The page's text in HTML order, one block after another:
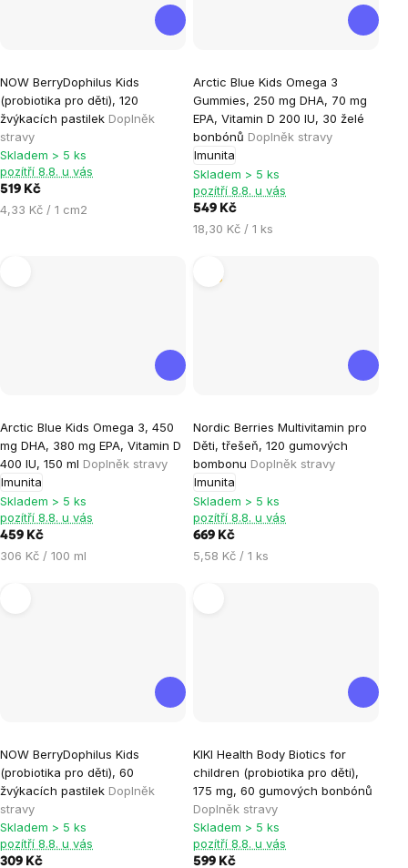
NOW BerryDophilus Kids
(probiotika pro děti), 120
žvýkacích pastilek Doplněk
stravy
hodnocení
produktu
je
5,0
z
Skladem > 5 ks
pozítří 8.8. u vás
519 Kč
Měrná
4,33 Kč / 1 cm2
Arctic Blue Kids Omega 3
Gummies, 250 mg DHA, 70 mg
EPA, Vitamin D 200 IU, 30 želé
bonbónů Doplněk stravy
Imunita
hodnocení
produktu
je
5,0
z
5
hvězdiček.
Skladem > 5 ks
pozítří 8.8. u vás
549 Kč
Měrná
18,30 Kč / 1 ks
Arctic Blue Kids Omega 3, 450
mg DHA, 380 mg EPA, Vitamin D
400 IU, 150 ml Doplněk stravy
Imunita
Skladem > 5 ks
pozítří 8.8. u vás
459 Kč
Měrná
306 Kč / 100 ml
Nordic Berries Multivitamin pro
Děti, třešeň, 120 gumových
bombonu Doplněk stravy
Imunita
hodnocení
produktu
je
5,0
z
5
hvězdiček.
Skladem > 5 ks
pozítří 8.8. u vás
669 Kč
Měrná
5,58 Kč / 1 ks
NOW BerryDophilus Kids
(probiotika pro děti), 60
žvýkacích pastilek Doplněk
stravy
hodnocení
produktu
je
5,0
z
Skladem > 5 ks
pozítří 8.8. u vás
309 Kč
KIKI Health Body Biotics for
children (probiotika pro děti),
175 mg, 60 gumových bonbónů
Doplněk stravy
Skladem > 5 ks
pozítří 8.8. u vás
599 Kč